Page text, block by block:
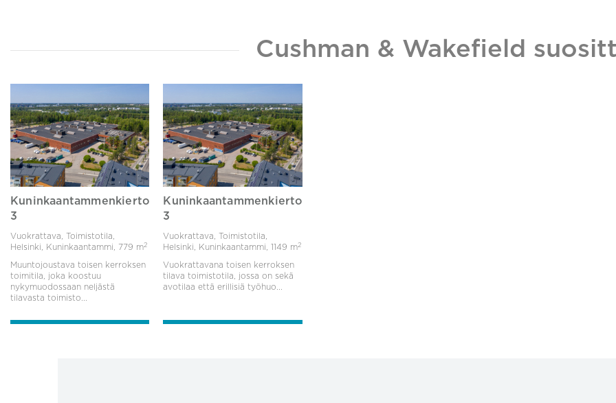
Cushman & Wakefield
Kuninkaantammenkierto
3
Vuokrattava, Toimistotila,
Helsinki, Kuninkaantammi, 779 m2
Muuntojoustava toisen kerroksen
toimitila, joka koostuu
nykymuodossaan neljästä
tilavasta toimisto...
Kuninkaantammenkierto
3
Vuokrattava, Toimistotila,
Helsinki, Kuninkaantammi,1149 m2
Vuokrattavana toisen kerroksen
tilava toimistotila, jossa on sekä
avotilaa että erillisiä työhuo...